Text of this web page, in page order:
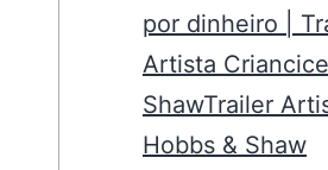
por dinheiro |
Artista
ShawTrailer
Hobbs & Shaw